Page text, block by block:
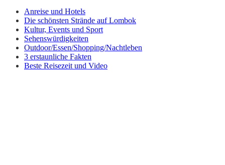
Anreise und Hotels
Die schönsten Strände auf Lombok
Kultur, Events und Sport
Sehenswürdigkeiten
Outdoor/Essen/Shopping/Nachtleben
3 erstaunliche Fakten
Beste Reisezeit und Video